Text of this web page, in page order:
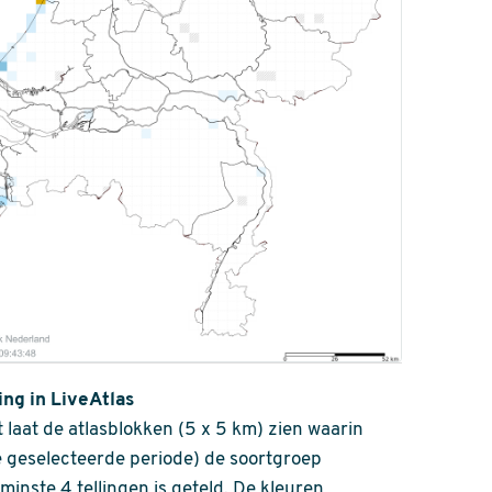
in LiveAtlas
laat de atlasblokken (5 x 5 km) zien waarin
geselecteerde periode) de soortgroep